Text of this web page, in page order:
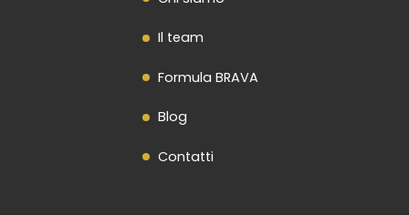
Il team
Formula BRAVA
Blog
Contatti